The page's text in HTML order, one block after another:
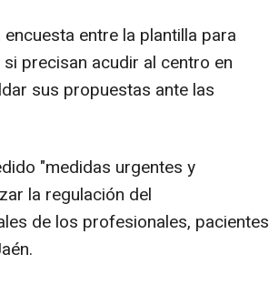
entre la plantilla para
precisan acudir al centro en
sus propuestas ante las
"medidas urgentes y
la regulación del
de los profesionales, pacientes